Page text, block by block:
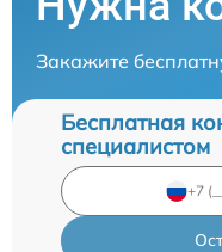
Закажите
Бесплатная
специалистом